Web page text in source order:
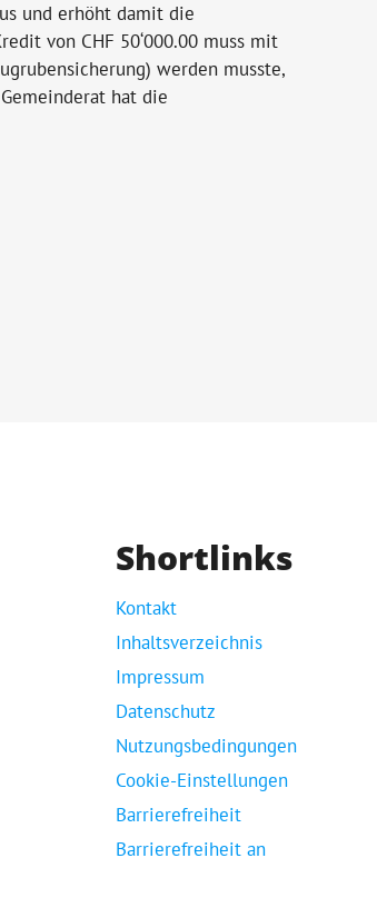
und erhöht damit die
von CHF 50‘000.00 muss mit
werden musste,
hat die
Shortlinks
Kontakt
Inhaltsverzeichnis
Impressum
Datenschutz
Nutzungsbedingungen
Cookie-Einstellungen
Barrierefreiheit
Barrierefreiheit an